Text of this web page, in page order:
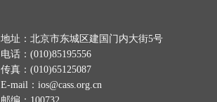
地址：北京市东城区建国门内大街5号
电话：(010)85195556
传真：(010)65125087
E-mail：ios@cass.org.cn